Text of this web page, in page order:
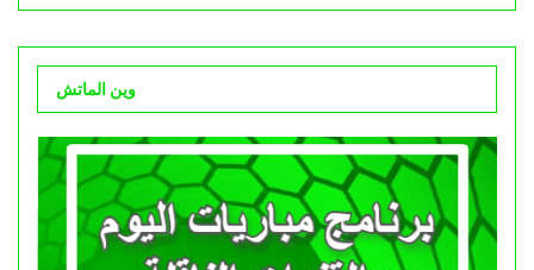
وين الماتش